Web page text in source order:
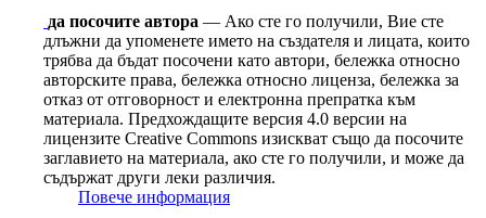
да посочите автора — Ако сте го получили, Вие сте
длъжни да упоменете името на създателя и лицата, които
трябва да бъдат посочени като автори, бележка относно
авторските права, бележка относно лиценза, бележка за
отказ от отговорност и електронна препратка към
материала. Предхождащите версия 4.0 версии на
лицензите Сreative Сommons изискват също да посочите
заглавието на материала, ако сте го получили, и може да
съдържат други леки различия.
Повече информация